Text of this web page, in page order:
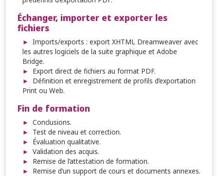
Échanger, importer et exporter les
fichiers
Imports/exports : export XHTML Dreamweaver avec
les autres logiciels de la suite graphique et Adobe
Bridge.
Export direct de fichiers au format PDF.
Définition et enregistrement de profils d’exportation
Print ou Web.
Fin de formation
Conclusions.
Test de niveau et correction.
Évaluation qualitative.
Validation des acquis.
Remise de l’attestation de formation.
Remise d’un support de cours et documents annexes.